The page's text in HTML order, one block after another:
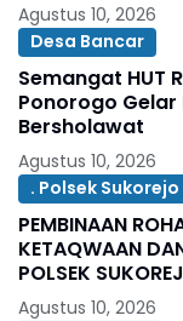
Agustus 10, 2026
Desa Bancar
Semangat HUT
Ponorogo
Bersholawat
Agustus 10, 2026
. Polsek Sukorejo
PEMBINAAN
KETAQWAAN
POLSEK
Agustus 10, 2026